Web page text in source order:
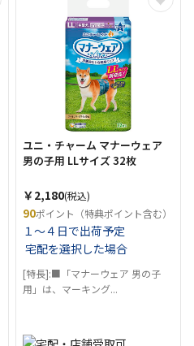
ユニ・チャーム マナーウェア
男の子用 LLサイズ 32枚
￥2,180(税込)
90ポイント（特典ポイント含む）
１～４日で出荷予定
宅配を選択した場合
[特長]:■「マナーウェア 男の子
用」は、マーキング...